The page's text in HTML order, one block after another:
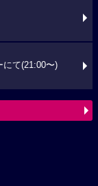
にて(21:00〜)